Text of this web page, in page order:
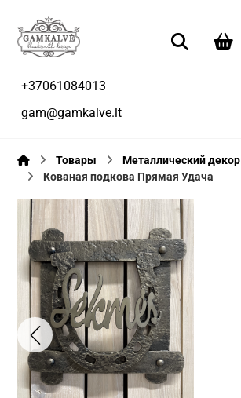
+37061084013
gam@gamkalve.lt
Товары Металлический декор
Кованая подкова Прямая Удача